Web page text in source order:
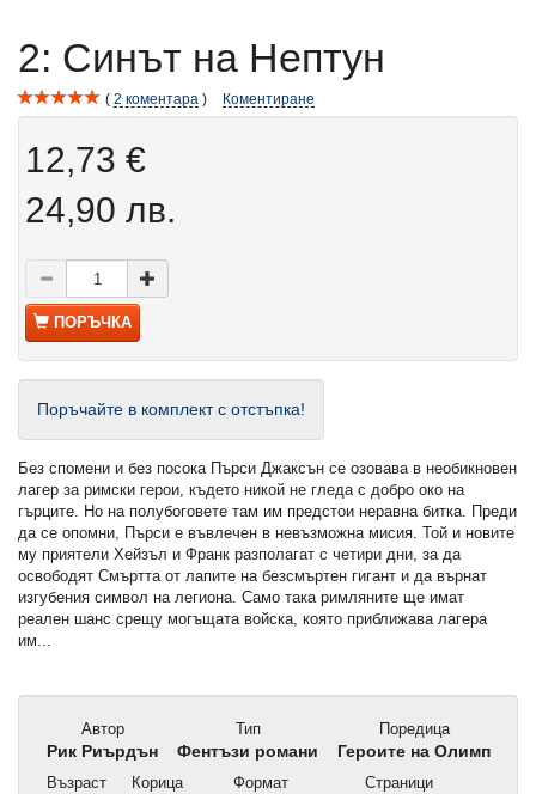
2: Синът на Нептун
2 коментара Коментиране
12,73 €
24,90 лв.
ПОРЪЧКА
Поръчайте в комплект с отстъпка!
Без спомени и без посока Пърси Джаксън се озовава в необикновен
лагер за римски герои, където никой не гледа с добро око на
гърците. Но на полубоговете там им предстои неравна битка. Преди
да се опомни, Пърси е въвлечен в невъзможна мисия. Той и новите
му приятели Хейзъл и Франк разполагат с четири дни, за да
освободят Смъртта от лапите на безсмъртен гигант и да върнат
изгубения символ на легиона. Само така римляните ще имат
реален шанс срещу могъщата войска, която приближава лагера
им...
Автор
Рик Риърдън
Тип
Фентъзи романи
Поредица
Героите на Олимп
Възраст
Корица
Формат
Страници